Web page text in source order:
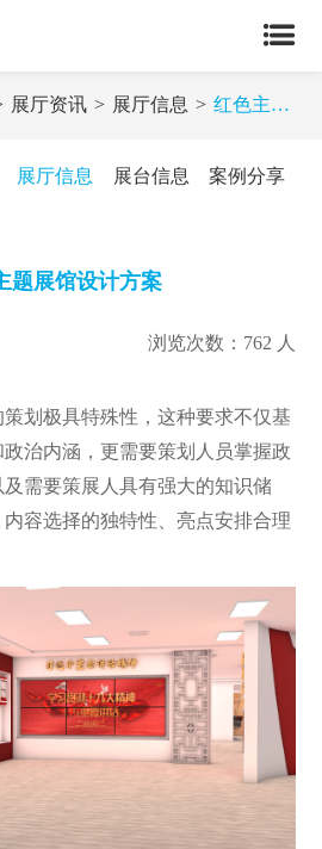
展厅资讯 展厅信息 红色主题展馆设计方案
展厅信息 展台信息 案例分享
题展馆设计方案
浏览次数：762 人
极具特殊性，这种要求不仅基
治内涵，更需要策划人员掌握政
需要策展人具有强大的知识储
容选择的独特性、亮点安排合理